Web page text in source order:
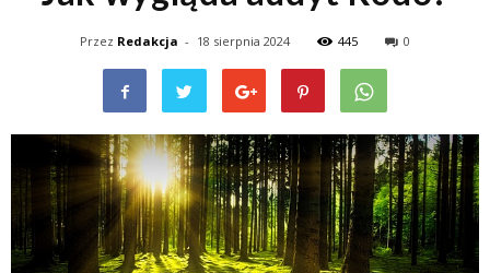
Przez Redakcja - 18 sierpnia 2024 445 0